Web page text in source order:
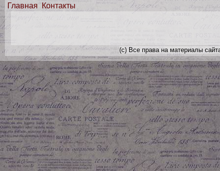
Главная Контакты
(с) Все права на материалы